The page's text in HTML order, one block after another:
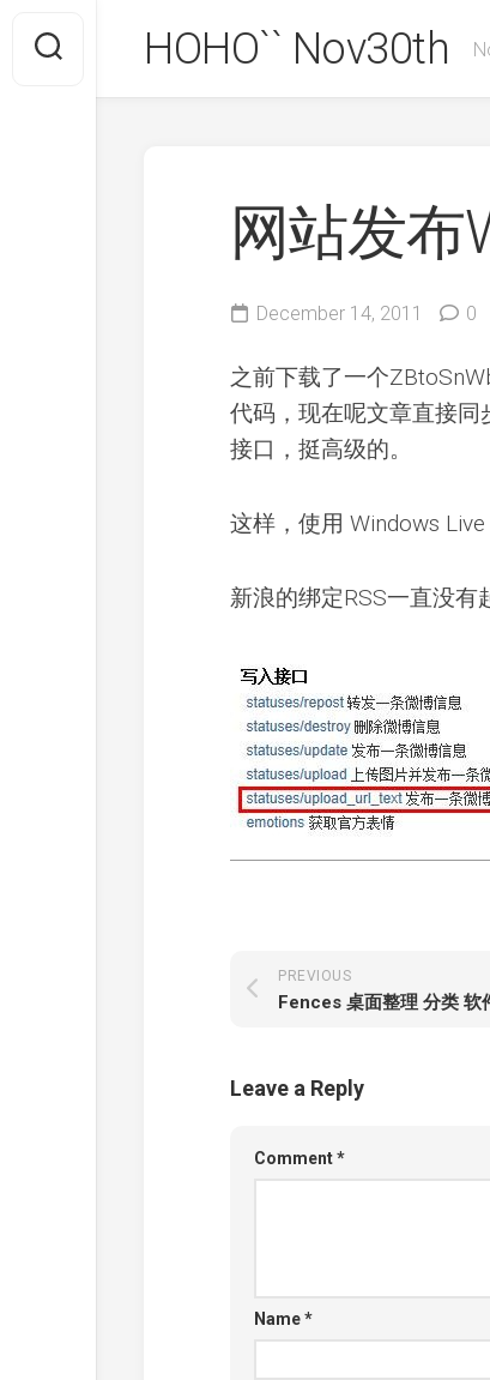
content
HOHO`` Nov30th
网站发布
December 14, 2011 0
之前下载了一个
代码，现在呢文章直接同
接口，挺高级的。
这样，使用 Windows
新浪的绑定RSS一直没有
PREVIOUS
Fences 桌面整理 分类 软
Leave a Reply
Comment*
Name*